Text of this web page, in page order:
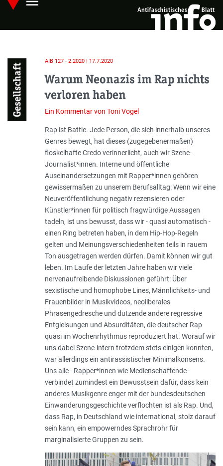
Skip
main
Hauptmenü öffnen
Gesellschaft
AIB 127 - 2.2020 | 17.7.2020
Warum Neonazis im Rap nichts
verloren haben
Ein Kommentar von Toni Vogel
Einleitung
Rap ist Battle. Jede Person, die sich innerhalb unseres
Genres bewegt, hat dieses (zugegebenermaßen)
floskelhafte Credo verinnerlicht, auch wir Szene-
Journalis­t*innen. Interne und öffentliche
Auseinandersetzungen mit Rapper*innen ge­hören
gewissermaßen zu unserem Berufs­alltag: Wenn wir eine
Neuveröffentlichung negativ rezensieren oder
Künstler*innen für politisch fragwürdige Aussagen
tadeln, ist uns bewusst, dass wir - quasi automatisch -
einen Ring betreten haben, in dem Hip-Hop-Regeln
gelten und Meinungsverschiedenheiten teils in rauem
Ton ausgetragen werden dürfen. Damit können wir gut
leben. Im Laufe der letzten Jahre haben wir viele
nervenaufreibende Diskussionen geführt: Über
sexistische und homophobe Lines, Männlichkeits- und
Frauenbilder in Musikvideos, neoliberales
Phrasengedresche und dutzende andere regressive
Entgleisungen und Absurditäten, die deutscher Rap
quasi im Wochenrhythmus reproduziert hat. Worauf wir
uns dabei Szene-intern trotzdem stets einigen konnten,
war allerdings ein antirassistischer Minimalkonsens.
Uns alle - Rapper*innen wie Medienschaffende -
verbindet zumindest ein Bewusstsein dafür, dass kein
anderes Musikgenre enger mit der bundesdeutschen
Einwanderungsgeschichte verflochten ist als Rap. Und,
dass Rap, in Deutschland wie international, stolz darauf
sein kann, ein empowerndes Sprachrohr für
marginalisierte Gruppen zu sein.